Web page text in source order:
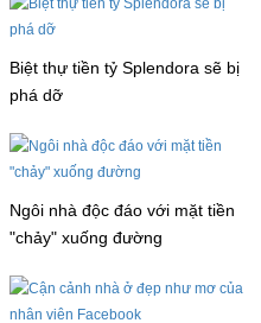
Biệt thự tiền tỷ Splendora sẽ bị
phá dỡ
Ngôi nhà độc đáo với mặt tiền
"chảy" xuống đường